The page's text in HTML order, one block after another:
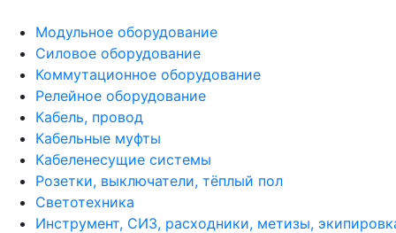
Модульное оборудование
Силовое оборудование
Коммутационное оборудование
Релейное оборудование
Кабель, провод
Кабельные муфты
Кабеленесущие системы
Розетки, выключатели, тёплый пол
Светотехника
Инструмент, СИЗ, расходники, метизы,